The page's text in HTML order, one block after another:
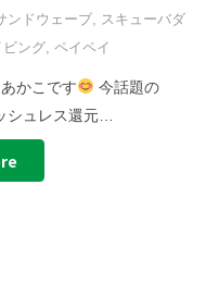
ンドウェーブ
スキューバダ
ビング ,ペイペイ
かこです
今話題の
シュレス還元…